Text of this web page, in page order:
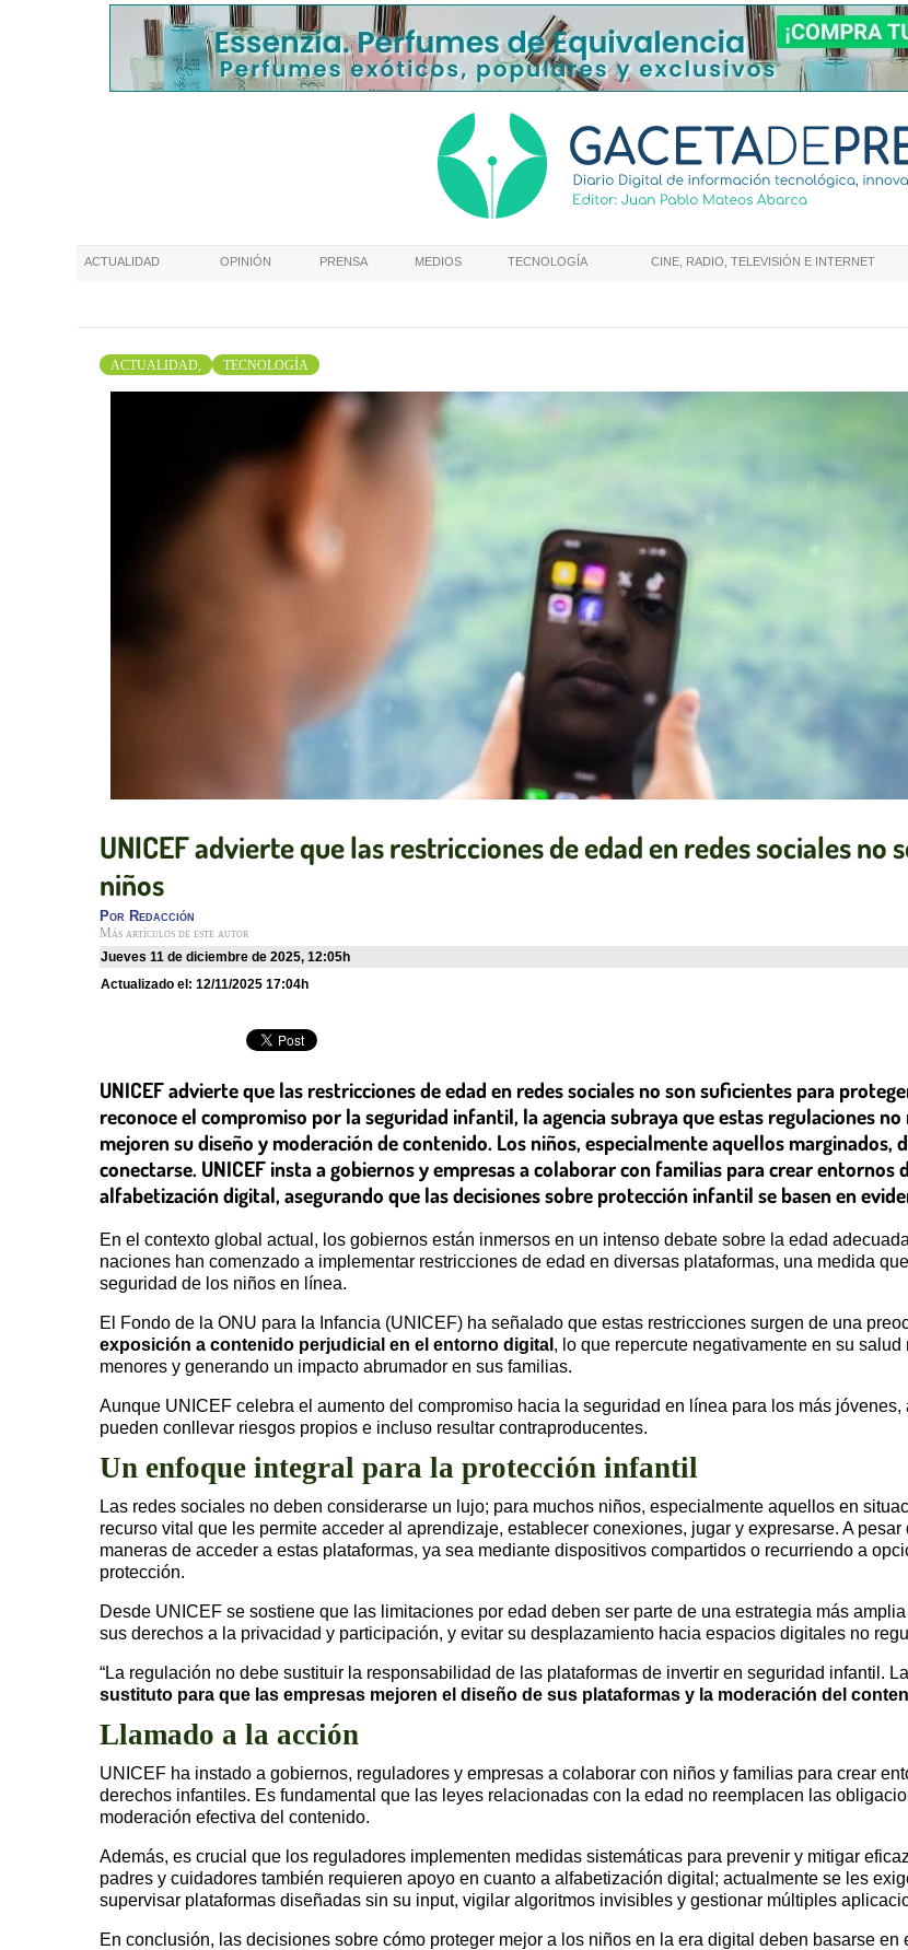
ACTUALIDAD OPINIÓN PRENSA MEDIOS TECNOLOGÍA CINE, RADIO, TELEVISIÓN E INTERNET
ACTUALIDAD, TECNOLOGÍA
UNICEF advierte que las restricciones de edad en redes sociales
niños
Por Redacción
Más artículos de este autor
jueves 11 de diciembre de 2025, 12:05h
Actualizado el: 12/11/2025 17:04h
UNICEF advierte que las restricciones de edad en redes sociales no son suficientes para
reconoce el compromiso por la seguridad infantil, la agencia subraya que estas regulaciones
mejoren su diseño y moderación de contenido. Los niños, especialmente aquellos marginados,
conectarse. UNICEF insta a gobiernos y empresas a colaborar con familias para crear
alfabetización digital, asegurando que las decisiones sobre protección infantil se basen en
En el contexto global actual, los gobiernos están inmersos en un intenso debate sobre la edad
naciones han comenzado a implementar restricciones de edad en diversas plataformas, una medida
seguridad de los niños en línea.
El Fondo de la ONU para la Infancia (UNICEF) ha señalado que estas restricciones surgen de una
exposición a contenido perjudicial en el entorno digital , lo que repercute negativamente en su
menores y generando un impacto abrumador en sus familias.
Aunque UNICEF celebra el aumento del compromiso hacia la seguridad en línea para los más
pueden conllevar riesgos propios e incluso resultar contraproducentes.
Un enfoque integral para la protección infantil
Las redes sociales no deben considerarse un lujo; para muchos niños, especialmente aquellos en
recurso vital que les permite acceder al aprendizaje, establecer conexiones, jugar y expresarse. A
maneras de acceder a estas plataformas, ya sea mediante dispositivos compartidos o recurriendo a
protección.
Desde UNICEF se sostiene que las limitaciones por edad deben ser parte de una estrategia más
sus derechos a la privacidad y participación, y evitar su desplazamiento hacia espacios digitales no
“La regulación no debe sustituir la responsabilidad de las plataformas de invertir en seguridad infantil.
sustituto para que las empresas mejoren el diseño de sus plataformas y la moderación del
Llamado a la acción
UNICEF ha instado a gobiernos, reguladores y empresas a colaborar con niños y familias para crear
derechos infantiles. Es fundamental que las leyes relacionadas con la edad no reemplacen las
moderación efectiva del contenido.
Además, es crucial que los reguladores implementen medidas sistemáticas para prevenir y mitigar
padres y cuidadores también requieren apoyo en cuanto a alfabetización digital; actualmente se les
supervisar plataformas diseñadas sin su input, vigilar algoritmos invisibles y gestionar múltiples
En conclusión, las decisiones sobre cómo proteger mejor a los niños en la era digital deben basarse